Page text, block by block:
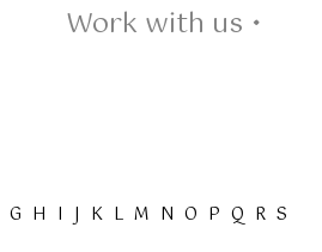
Work with us •
G H I J K L M N O P Q R S